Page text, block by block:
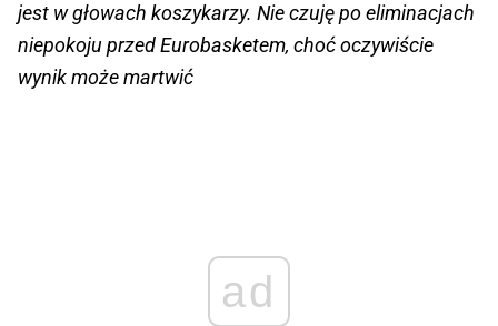
jest w głowach koszykarzy. Nie czuję po eliminacjach
niepokoju przed Eurobasketem, choć oczywiście
wynik może martwić
ad